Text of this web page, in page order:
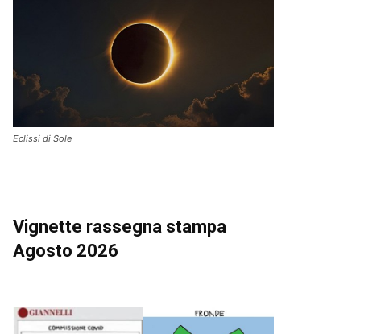
Eclissi di Sole
Vignette rassegna stampa
Agosto 2026